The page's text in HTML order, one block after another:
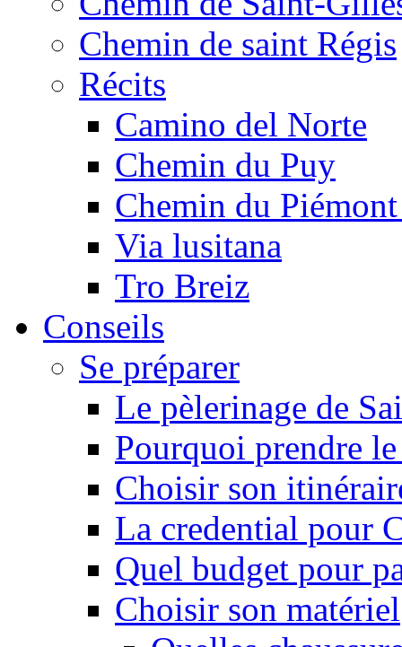
Chemin de saint Régis
Récits
Camino del Norte
Chemin du Puy
Chemin du
Via lusitana
Tro Breiz
Conseils
Se préparer
Le pèlerinage de
Pourquoi prendre
Choisir son
La credential pour
Quel budget pour
Choisir son matériel